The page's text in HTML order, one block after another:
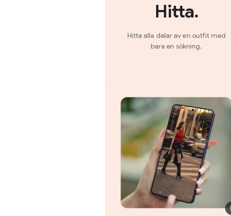
Hitta.
Hitta alla delar av en outfit med
bara en sökning.